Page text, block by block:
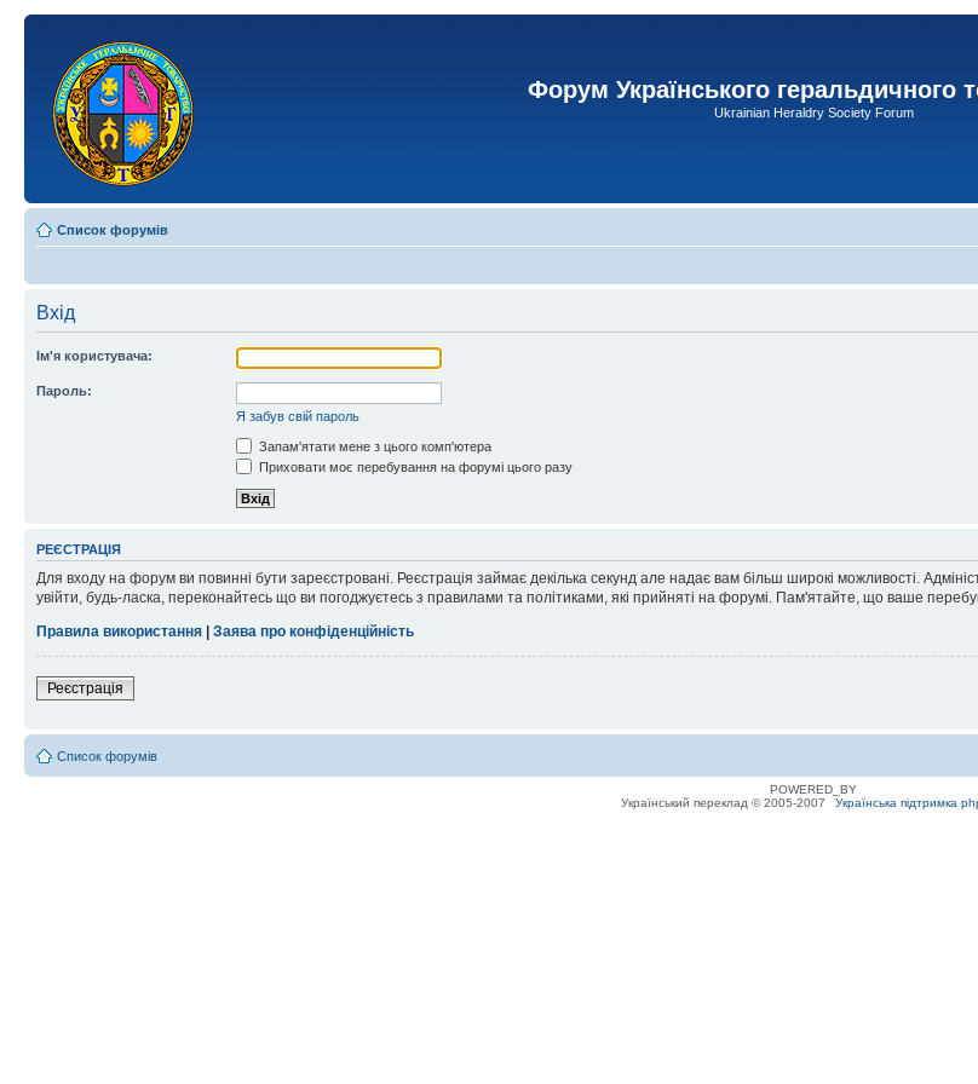
Форум Українського геральдичного
Ukrainian Heraldry Society Forum
Список форумів
Вхід
Ім'я користувача:
Пароль:
Я забув свій пароль
Запам'ятати мене з цього комп'ютера
Приховати моє перебування на форумі цього разу
РЕЄСТРАЦІЯ
Для входу на форум ви повинні бути зареєстровані. Реєстрація займає декілька секунд але надає вам більш широкі можливості.
увійти, будь-ласка, переконайтесь що ви погоджуєтесь з правилами та політиками, які прийняті на форумі. Пам'ятайте, що ваше
Правила використання | Заява про конфіденційність
Реєстрація
Список форумів
POWERED_BY
Український переклад © 2005-2007
Українська підтримка